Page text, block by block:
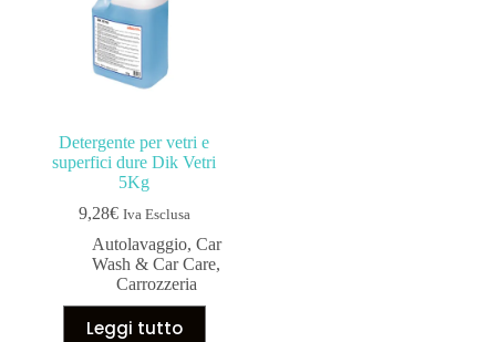
Detergente per vetri e
superfici dure Dik Vetri
5Kg
9,28€ Iva Esclusa
Autolavaggio, Car
Wash & Car Care,
Carrozzeria
Leggi tutto